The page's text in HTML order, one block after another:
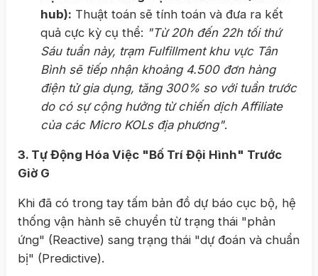
hub): Thuật toán sẽ tính toán và đưa ra kết
quả cực kỳ cụ thể: "Từ 20h đến 22h tối thứ
Sáu tuần này, trạm Fulfillment khu vực Tân
Bình sẽ tiếp nhận khoảng 4.500 đơn hàng
điện tử gia dụng, tăng 300% so với tuần trước
do có sự cộng hưởng từ chiến dịch Affiliate
của các Micro KOLs địa phương".
3. Tự Động Hóa Việc "Bố Trí Đội Hình" Trước
Giờ G
Khi đã có trong tay tấm bản đồ dự báo cục bộ, hệ
thống vận hành sẽ chuyển từ trạng thái "phản
ứng" (Reactive) sang trạng thái "dự đoán và chuẩn
bị" (Predictive).